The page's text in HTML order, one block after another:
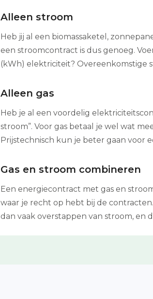
Alleen stroom
Heb jij al een biomassaketel,
een stroomcontract is dus genoeg.
(kWh) elektriciteit? Overeenkomstige
Alleen gas
Heb je al een voordelig
stroom”. Voor gas betaal je wel wat
Prijstechnisch kun je beter gaan voor
Gas en stroom combineren
Een energiecontract met gas en
waar je recht op hebt bij de
dan vaak overstappen van stroom, en